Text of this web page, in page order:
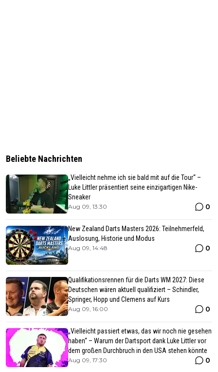
Beliebte Nachrichten
„Vielleicht nehme ich sie bald mit auf die Tour“ –
Luke Littler präsentiert seine einzigartigen Nike-
Sneaker
Aug 09, 13:30 0
New Zealand Darts Masters 2026: Teilnehmerfeld,
Auslosung, Historie und Modus
Aug 09, 14:48 0
Qualifikationsrennen für die Darts WM 2027: Diese
Deutschen wären aktuell qualifiziert – Schindler,
Springer, Hopp und Clemens auf Kurs
Aug 09, 16:00 0
„Vielleicht passiert etwas, das wir noch nie gesehen
haben“ – Warum der Dartsport dank Luke Littler vor
dem großen Durchbruch in den USA stehen könnte
Aug 09, 17:30 0